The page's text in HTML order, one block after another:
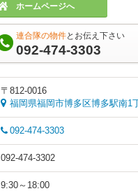
ホームページへ
連合隊の物件とお伝え下さい
092-474-3303
〒812-0016
福岡県福岡市博多区博多駅南1
092-474-3303
092-474-3302
9:30～18:00